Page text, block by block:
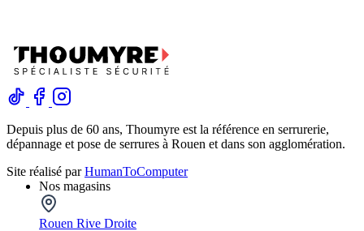
Depuis plus de 60 ans, Thoumyre est la référence en serrurerie,
dépannage et pose de serrures à Rouen et dans son agglomération.
Site réalisé parHumanToComputer
Nos magasins
Rouen Rive Droite